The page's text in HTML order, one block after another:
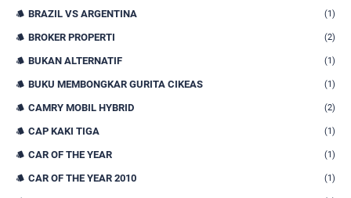
BRAZIL VS ARGENTINA (1)
BROKER PROPERTI (2)
BUKAN ALTERNATIF (1)
BUKU MEMBONGKAR GURITA CIKEAS (1)
CAMRY MOBIL HYBRID (2)
CAP KAKI TIGA (1)
CAR OF THE YEAR (1)
CAR OF THE YEAR 2010 (1)